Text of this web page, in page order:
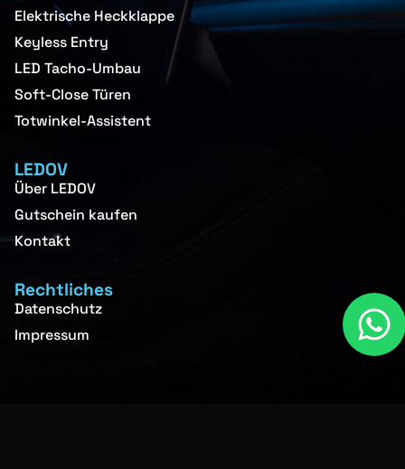
Elektrische Heckklappe
Keyless Entry
LED Tacho-Umbau
Soft-Close Türen
Totwinkel-Assistent
LEDOV
Über LEDOV
Gutschein kaufen
Kontakt
Rechtliches
Datenschutz
Impressum